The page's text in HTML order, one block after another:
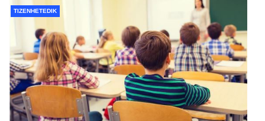
TIZENHETEDIK